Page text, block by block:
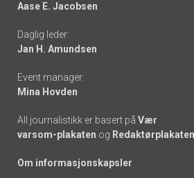
-
links
Aase E. Jacobsen
Daglig leder:
Jan H. Amundsen
Event manager:
Mina Hovden
All journalistikk er basert på Vær
varsom-plakaten og Redaktørplakaten
Om informasjonskapsler